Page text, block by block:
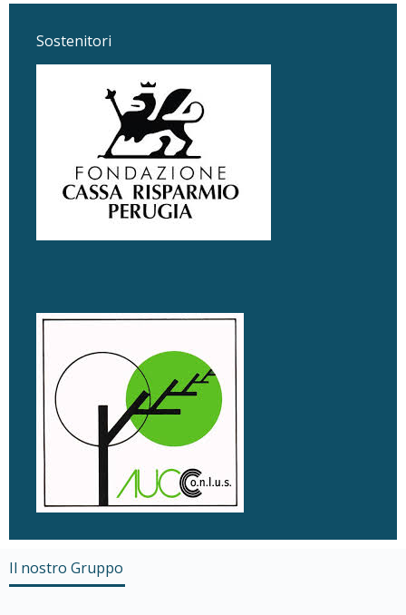
Sostenitori
Il nostro Gruppo